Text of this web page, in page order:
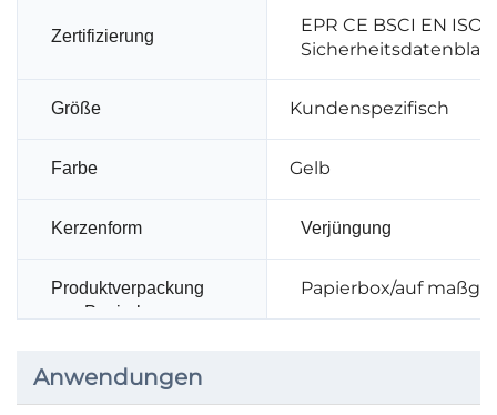
Zertifizierung
EPR CE BSCI EN ISO
Sicherheitsdatenblatt
Größe Kundenspezifisch
Farbe Gelb
Kerzenform Verjüngung
Produktverpackung
aus Papierbox
Papierbox/auf
Anwendungen